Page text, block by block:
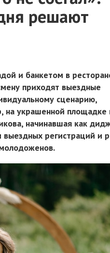
решают
и банкетом в
приходят выездные
сценарию,
на украшенной площадке
начинавшая как
регистраций и